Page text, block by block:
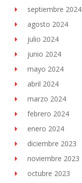
septiembre 2024
agosto 2024
julio 2024
junio 2024
mayo 2024
abril 2024
marzo 2024
febrero 2024
enero 2024
diciembre 2023
noviembre 2023
octubre 2023